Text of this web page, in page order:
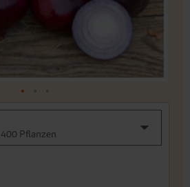
Pflanzen